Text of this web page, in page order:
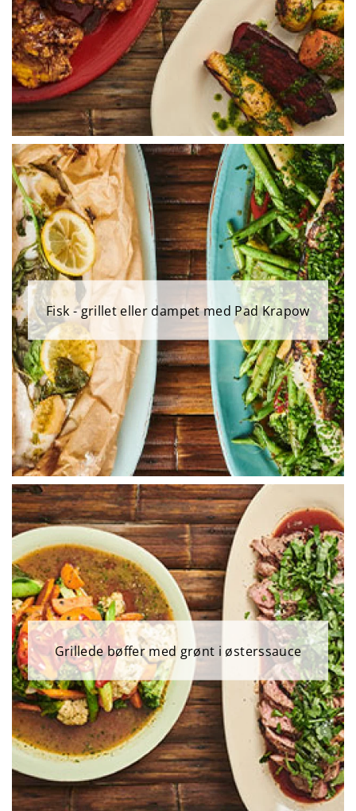
Fisk - grillet eller dampet med Pad Krapow
Grillede bøffer med grønt i østerssauce